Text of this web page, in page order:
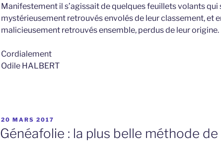
Manifestement il s’agissait de quelques feuillets volants qui
mystérieusement retrouvés envolés de leur classement, et
malicieusement retrouvés ensemble, perdus de leur origine.
Cordialement
Odile HALBERT
PUBLIÉ
LE
20 MARS 2017
Généafolie : la plus belle méthode de